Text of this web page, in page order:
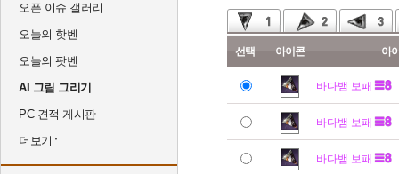
오픈 이슈 갤러리
오늘의 핫벤
오늘의 팟벤
AI 그림 그리기
PC 견적 게시판
더보기
선택 아이콘 아
바다뱀 보패
바다뱀 보패
바다뱀 보패